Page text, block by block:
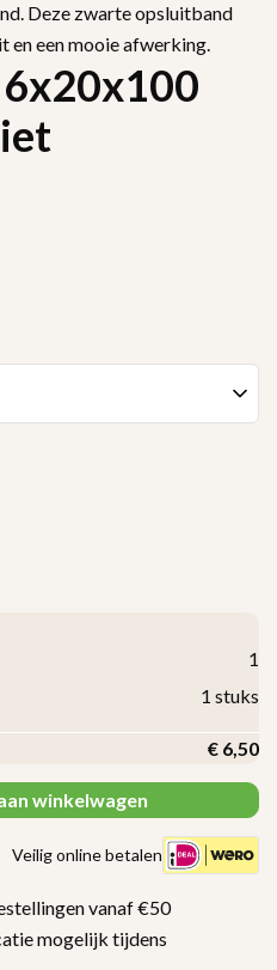
Deze zwarte opsluitband
en een mooie afwerking.
1
1 stuks
€ 6,50
winkelwagen
Veilig online betalen
vanaf €50
mogelijk tijdens